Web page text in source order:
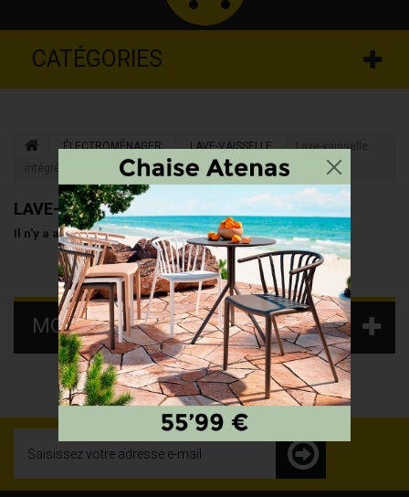
CATÉGORIES
ÉLECTROMÉNAGER LAVE-VAISSELLE
Lave-vaisselle
intégrés
LAVE-VAISSELLE INTÉGRÉS
Il n'y a aucun produit dans cette catégorie.
MOTS-CLÉS